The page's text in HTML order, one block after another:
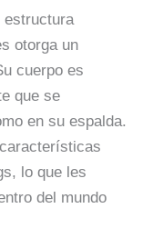
estructura
otorga un
cuerpo es
que se
en su espalda.
lo que les
del mundo